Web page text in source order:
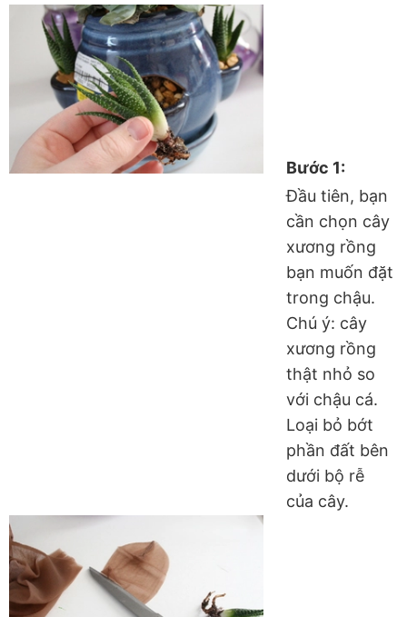
Bước 1:
Đầu tiên, bạn
cần chọn cây
xương rồng
bạn muốn đặt
trong chậu.
Chú ý: cây
xương rồng
thật nhỏ so
với chậu cá.
Loại bỏ bớt
phần đất bên
dưới bộ rễ
của cây.